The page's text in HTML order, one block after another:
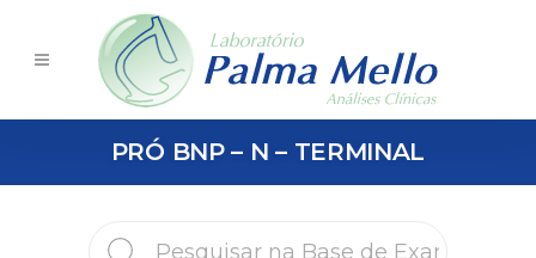
PRÓ BNP – N – TERMINAL